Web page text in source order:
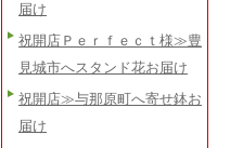
届け
祝開店Ｐｅｒｆｅｃｔ様≫豊
見城市へスタンド花お届け
祝開店≫与那原町へ寄せ鉢お
届け